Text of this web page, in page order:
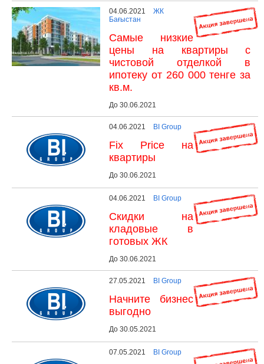
04.06.2021
ЖК
Бағыстан
Самые низкие
цены на квартиры с
чистовой отделкой в
ипотеку от 260 000 тенге за
кв.м.
До 30.06.2021
04.06.2021 BI Group
Fix Price на
квартиры
До 30.06.2021
04.06.2021 BI Group
Скидки на
кладовые в
готовых ЖК
До 30.06.2021
27.05.2021 BI Group
Начните бизнес
выгодно
До 30.05.2021
07.05.2021 BI Group